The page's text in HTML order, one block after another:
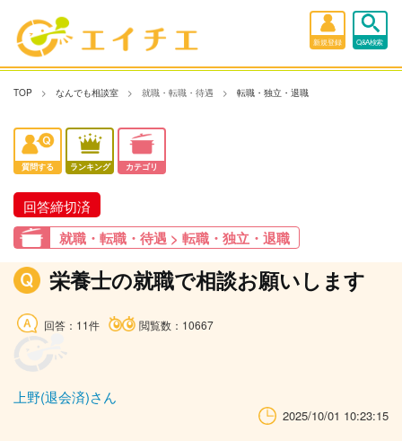
新規登録 Q&A検索
TOP なんでも相談室 就職・転職・待遇 転職・独立・退職
質問する ランキング カテゴリ
回答締切済
就職・転職・待遇 > 転職・独立・退職
栄養士の就職で相談お願いします
回答：11件 閲覧数：10667
上野(退会済)さん
2025/10/01 10:23:15